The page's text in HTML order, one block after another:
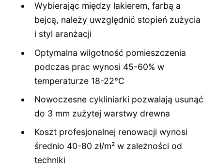
Wybierając między lakierem, farbą a
bejcą, należy uwzględnić stopień zużycia
i styl aranżacji
Optymalna wilgotność pomieszczenia
podczas prac wynosi 45-60% w
temperaturze 18-22°C
Nowoczesne cykliniarki pozwalają usunąć
do 3 mm zużytej warstwy drewna
Koszt profesjonalnej renowacji wynosi
średnio 40-80 zł/m² w zależności od
techniki